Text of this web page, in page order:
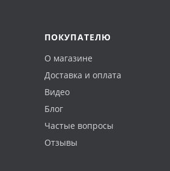
ПОКУПАТЕЛЮ
О магазине
Доставка и оплата
Видео
Блог
Частые вопросы
Отзывы